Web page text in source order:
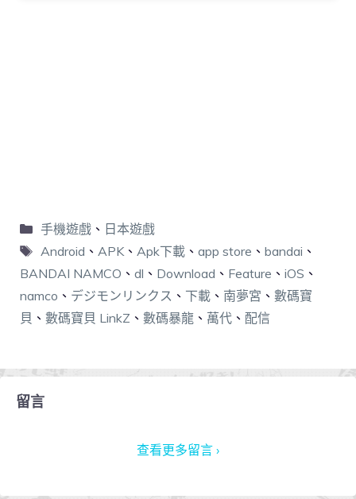
手機遊戲、 日本遊戲
Android 、 APK、 Apk下載、 app store 、 bandai 、
BANDAI NAMCO 、 dl 、 Download 、 Feature 、 iOS 、
namco 、 デジモンリンクス 、 下載 、 南夢宮 、 數碼寶
貝 、 數碼寶貝 LinkZ 、 數碼暴龍 、 萬代 、 配信
留言
查看更多留言 ›